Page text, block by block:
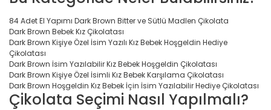
84 Adet El Yapımı Dark Brown Bitter ve Sütlü Madlen Çikolata
Dark Brown Bebek Kız Çikolatası
Dark Brown Kişiye Özel İsim Yazılı Kız Bebek Hoşgeldin Hediye
Çikolatası
Dark Brown İsim Yazılabilir Kız Bebek Hoşgeldin Çikolatası
Dark Brown Kişiye Özel İsimli Kız Bebek Karşılama Çikolatası
Dark Brown Hoşgeldin Kız Bebek İçin İsim Yazılabilir Hediye Çikolatası
Çikolata Seçimi Nasıl Yapılmalı?